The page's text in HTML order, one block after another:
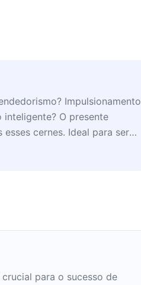
Impulsionamento
inteligente? O presente
cernes. Ideal para ser
estudo, idealmente em casa.
para o sucesso de